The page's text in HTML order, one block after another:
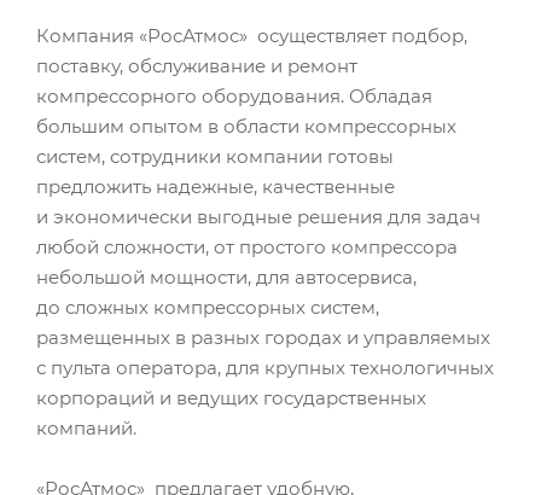
Компания «РосАтмос» осуществляет подбор,
поставку, обслуживание и ремонт
компрессорного оборудования. Обладая
большим опытом в области компрессорных
систем, сотрудники компании готовы
предложить надежные, качественные
и экономически выгодные решения для задач
любой сложности, от простого компрессора
небольшой мощности, для автосервиса,
до сложных компрессорных систем,
размещенных в разных городах и управляемых
с пульта оператора, для крупных технологичных
корпораций и ведущих государственных
компаний.
«РосАтмос» предлагает удобную,